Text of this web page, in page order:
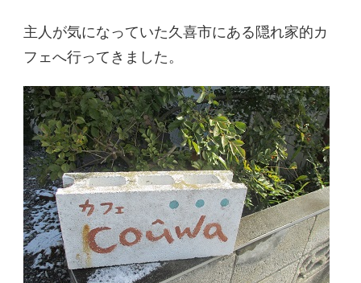
主人が気になっていた久喜市にある隠れ家的カ
フェへ行ってきました。